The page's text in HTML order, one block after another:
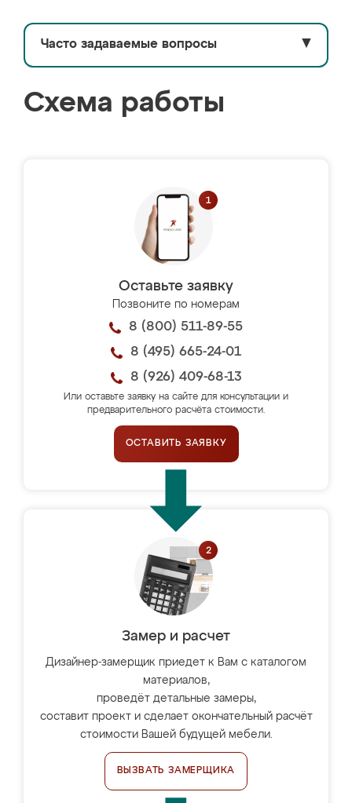
Часто задаваемые вопросы ▼
Схема работы
Оставьте заявку
Позвоните по номерам
8 (800) 511-89-55
8 (495) 665-24-01
8 (926) 409-68-13
Или оставьте заявку на сайте для консультации и
предварительного расчёта стоимости.
ОСТАВИТЬ ЗАЯВКУ
Замер и расчет
Дизайнер-замерщик приедет к Вам с каталогом
материалов,
проведёт детальные замеры,
составит проект и сделает окончательный расчёт
стоимости Вашей будущей мебели.
ВЫЗВАТЬ ЗАМЕРЩИКА